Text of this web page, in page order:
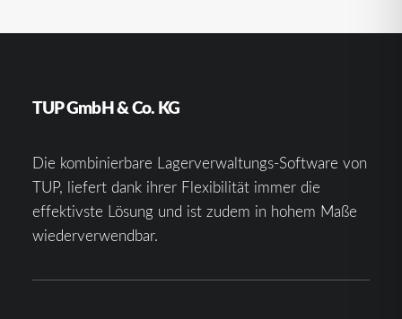
TUP GmbH & Co. KG
Die kombinierbare Lagerverwaltungs-Software von
TUP, liefert dank ihrer Flexibilität immer die
effektivste Lösung und ist zudem in hohem Maße
wiederverwendbar.